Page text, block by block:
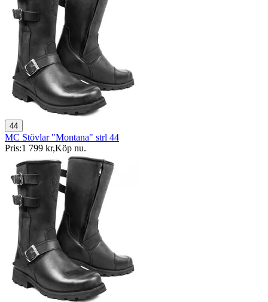
44
MC Stövlar "Montana" strl 44
Pris:1 799 kr,Köp nu.